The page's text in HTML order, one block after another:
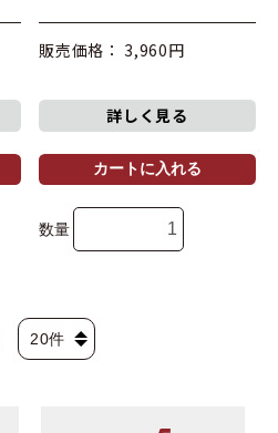
販売価格： 3,960円
詳しく見る
カートに入れる
数量